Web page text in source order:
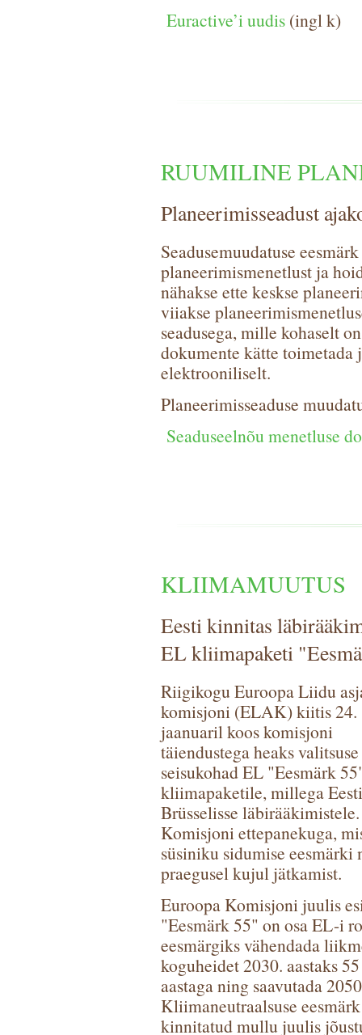
Euractive’i uudis(ingl k)
RUUMILINE
Planeerimisseadust
Seadusemuudatuse
planeerimismenetlust ja
nähakse ette keskse
viiakse
seadusega, mille kohaselt
dokumente kätte toimetada
elektrooniliselt.
Planeerimisseaduse
Seaduseelnõu menetluse
KLIIMAMUUTUS
Eesti kinnitas
EL kliimapaketi
Riigikogu Euroopa Liidu
komisjoni (ELAK) kiitis 24.
jaanuaril koos komisjoni
täiendustega heaks valitsuse
seisukohad EL "Eesmärk
kliimapaketile, millega
Brüsselisse
Komisjoni ettepanekuga,
süsiniku sidumise eesmärki
praegusel kujul jätkamist.
Euroopa Komisjoni juulis
"Eesmärk 55" on osa EL-i
eesmärgiks vähendada
koguheidet 2030. aastaks
aastaga ning saavutada
Kliimaneutraalsuse
kinnitatud mullu juulis